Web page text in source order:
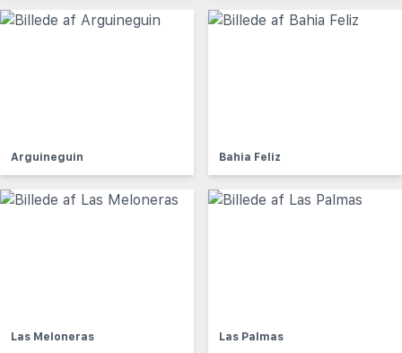
Arguineguin Bahia Feliz
Las Meloneras Las Palmas